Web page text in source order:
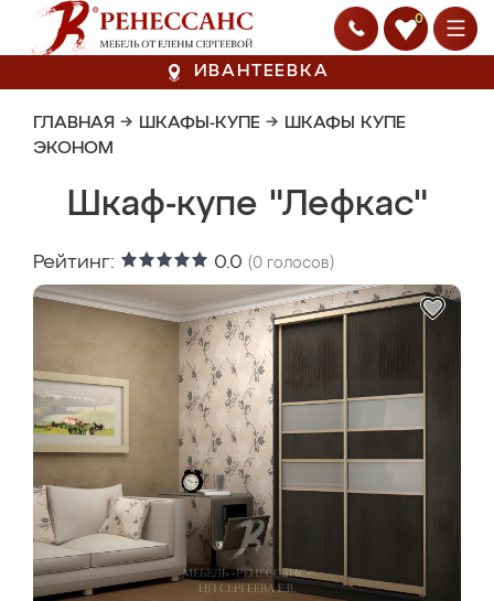
0
ИВАНТЕЕВКА
ГЛАВНАЯ → ШКАФЫ-КУПЕ → ШКАФЫ КУПЕ
ЭКОНОМ
Шкаф-купе "Лефкас"
Рейтинг: 0.0 (0 голосов)